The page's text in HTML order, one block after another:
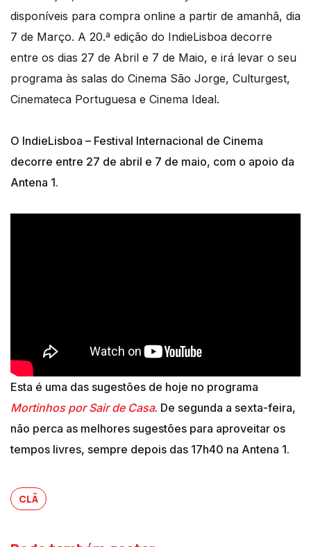
disponíveis para compra online a partir de amanhã, dia
7 de Março. A 20.ª edição do IndieLisboa decorre
entre os dias 27 de Abril e 7 de Maio, e irá levar o seu
programa às salas do Cinema São Jorge, Culturgest,
Cinemateca Portuguesa e Cinema Ideal.
O IndieLisboa – Festival Internacional de Cinema
decorre entre 27 de abril e 7 de maio, com o apoio da
Antena 1.
Esta é uma das sugestões de hoje no programa
Mortinhos por Sair de Casa. De segunda a sexta-feira,
não perca as melhores sugestões para aproveitar os
tempos livres, sempre depois das 17h40 na Antena 1.
CLÃ